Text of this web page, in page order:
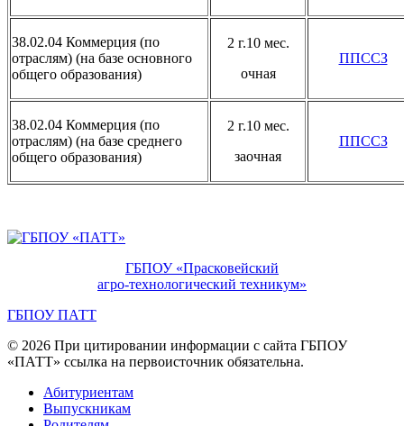
38.02.04 Коммерция (по
отраслям) (на базе основного
общего образования)
2 г.10 мес.
очная
ППССЗ
38.02.04 Коммерция (по
отраслям) (на базе среднего
общего образования)
2 г.10 мес.
заочная
ППССЗ
ГБПОУ «Прасковейский
агро-технологический техникум»
ГБПОУ ПАТТ
© 2026 При цитировании информации с сайта ГБПОУ
«ПАТТ» ссылка на первоисточник обязательна.
Абитуриентам
Выпускникам